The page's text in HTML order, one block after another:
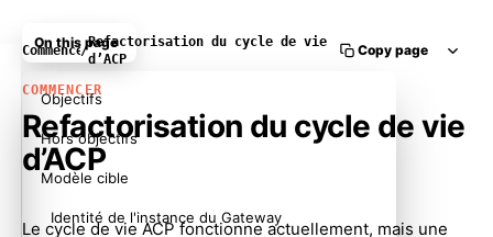
Commencer
/
Refactorisation du cycle de vie
d’ACP
Copy page
COMMENCER
Refactorisation du cycle de vie
d’ACP
Le cycle de vie ACP fonctionne actuellement, mais une
On this page
Objectifs
Hors objectifs
Modèle cible
Identité de l'instance du Gateway